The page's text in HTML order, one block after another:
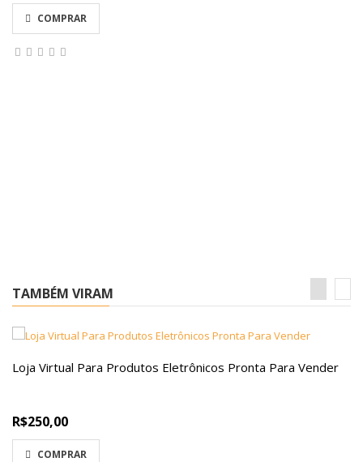
COMPRAR
TAMBÉM VIRAM
Loja Virtual Para Produtos Eletrônicos Pronta Para Vender
R$250,00
COMPRAR